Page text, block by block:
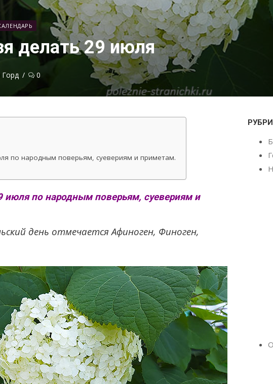
делать 29 июля
0
по народным поверьям, суевериям и приметам.
июля по народным поверьям, суевериям и
день отмечается Афиноген, Финоген,